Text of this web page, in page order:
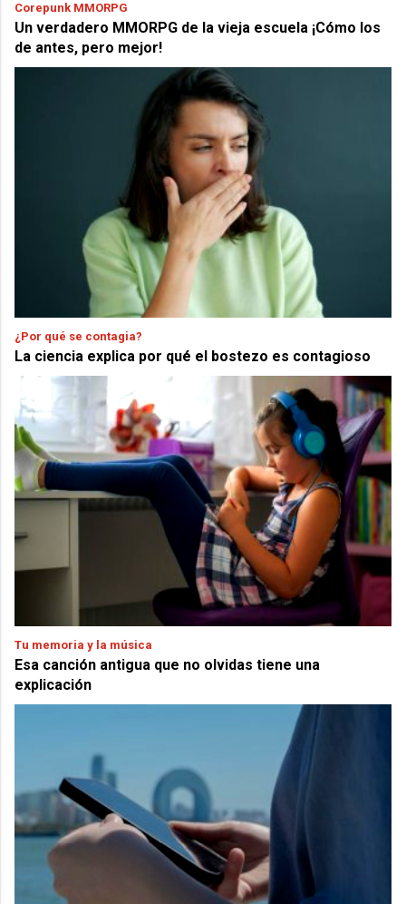
Corepunk MMORPG
Un verdadero MMORPG de la vieja escuela ¡Cómo los
de antes, pero mejor!
¿Por qué se contagia?
La ciencia explica por qué el bostezo es contagioso
Tu memoria y la música
Esa canción antigua que no olvidas tiene una
explicación